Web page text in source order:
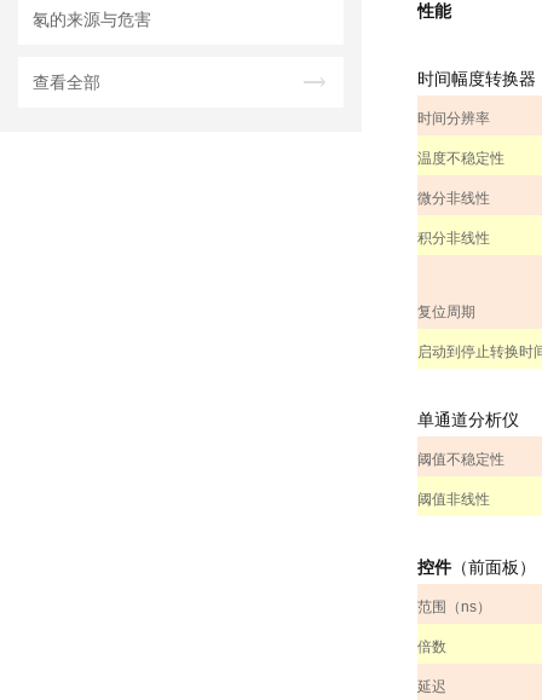
氡的来源与危害
查看全部
性能
时间幅度转换器
时间分辨率
温度不稳定性
微分非线性
积分非线性
复位周期
启动到停止转换时
单通道分析仪
阈值不稳定性
阈值非线性
控件（前面板）
范围（ns）
倍数
延迟